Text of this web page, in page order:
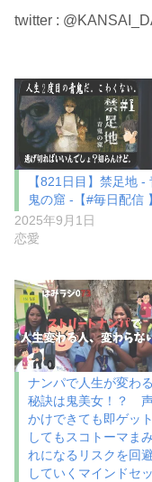
twitter :
【821日目】禁足地 -
鬼の窟 -【#毎日配信 】
2025年9月1日
恋愛
ナンパで人生が変わる
秘訣は鬼美女！？
かけできても即ゲット
してもスコトーマまみ
れになるリスクを回避
していくマインドセッ